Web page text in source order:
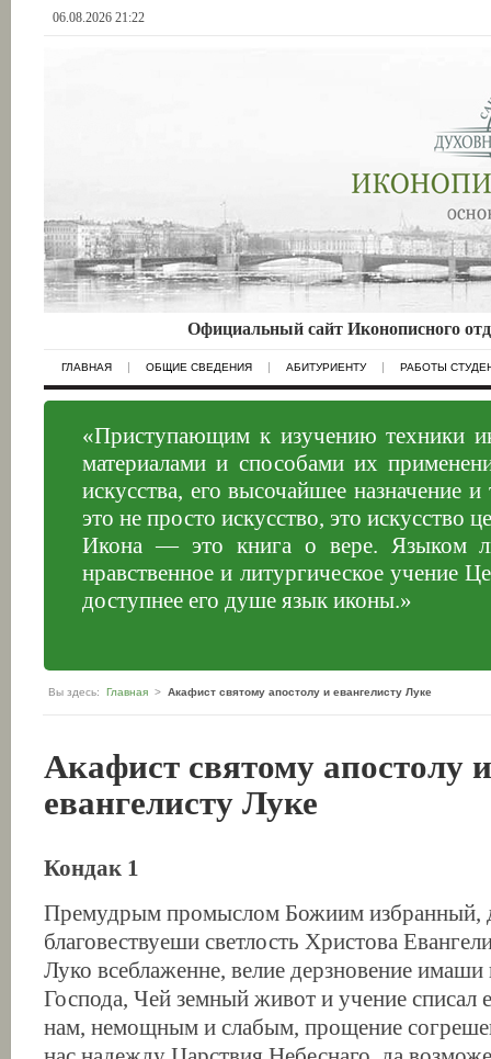
06.08.2026 21:22
Официальный сайт Иконописного
ГЛАВНАЯ ОБЩИЕ СВЕДЕНИЯ АБИТУРИЕНТУ РАБОТЫ
«Приступающим к изучению техники
материалами и способами их
искусства, его высочайшее
это не просто искусство, это искусство
Икона — это книга о вере. Языком
нравственное и литургическое
доступнее его душе язык иконы.»
Вы здесь: Главная > Акафист святому апостолу и евангелисту Луке
Акафист святому апостолу и
евангелисту Луке
Кондак 1
Премудрым промыслом Божиим избранный,
благовествуеши светлость Христова
Луко всеблаженне, велие дерзновение
Господа, Чей земный живот и учение списал
нам, немощным и слабым, прощение